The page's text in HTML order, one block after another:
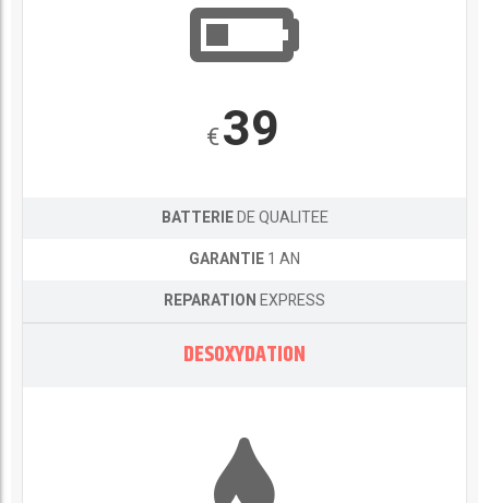
€39
BATTERIEDE QUALITEE
GARANTIE1 AN
REPARATIONEXPRESS
DESOXYDATION